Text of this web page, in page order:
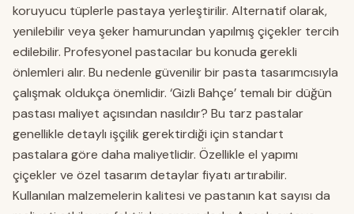
koruyucu tüplerle pastaya yerleştirilir. Alternatif olarak,
yenilebilir veya şeker hamurundan yapılmış çiçekler tercih
edilebilir. Profesyonel pastacılar bu konuda gerekli
önlemleri alır. Bu nedenle güvenilir bir pasta tasarımcısıyla
çalışmak oldukça önemlidir. ‘Gizli Bahçe’ temalı bir düğün
pastası maliyet açısından nasıldır? Bu tarz pastalar
genellikle detaylı işçilik gerektirdiği için standart
pastalara göre daha maliyetlidir. Özellikle el yapımı
çiçekler ve özel tasarım detaylar fiyatı artırabilir.
Kullanılan malzemelerin kalitesi ve pastanın kat sayısı da